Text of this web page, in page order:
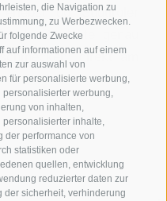
die Navigation zu
zu Werbezwecken.
folgende Zwecke
auf informationen auf einem
zur auswahl von
für personalisierte werbung,
werbung,
von inhalten,
inhalte,
der performance von
statistiken oder
quellen, entwicklung
reduzierter daten zur
sicherheit, verhinderung
du Südtiroler
Produkte genau
direkt am